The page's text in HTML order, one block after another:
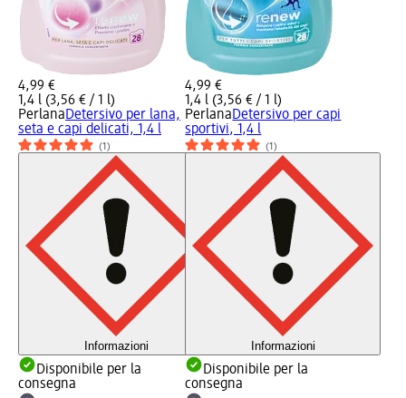
4,99 €
1,4 l (3,56 € / 1 l)
PerlanaDetersivo per lana,
seta e capi delicati, 1,4 l
(1)
Informazioni
Disponibile per la
consegna
4,99 €
1,4 l (3,56 € / 1 l)
PerlanaDetersivo per capi
sportivi, 1,4 l
(1)
Informazioni
Disponibile per la
consegna